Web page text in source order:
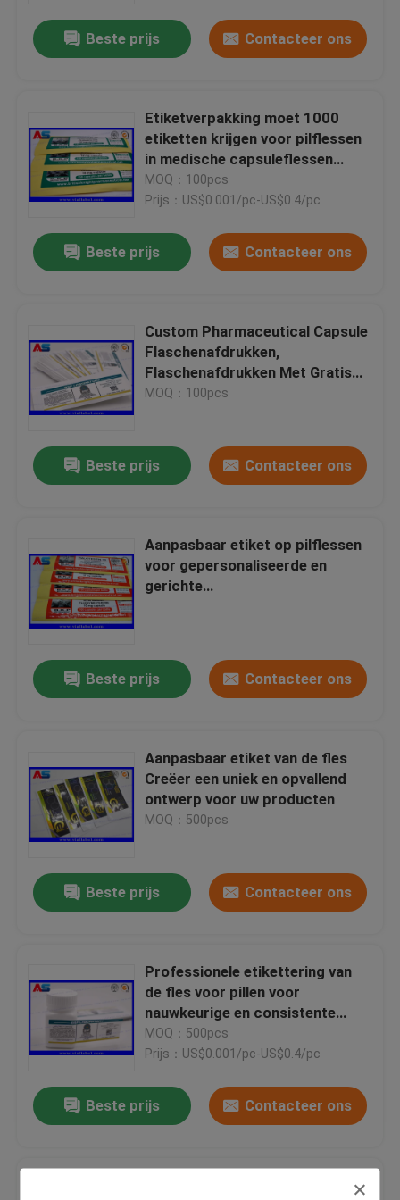
Producten
Ongeveer ons
Fabrieksreis
Contacteer ons
Verzoek om een Citaat
10mL flesjeetiketten
Kleine Flessenetiketten
Douane Holografische Stickers
kleine glasflesjes
Plastic Pillenflessen
Aluminiumfolie tassen
Beste prijs Contacteer ons
Etiketverpakking moet 1000
etiketten krijgen voor pilflessen
in medische capsuleflessen
verpakking
MOQ：100pcs
Prijs：US$0.001/pc-US$0.4/pc
Beste prijs Contacteer ons
Custom Pharmaceutical Capsule
Flaschenafdrukken,
Flaschenafdrukken Met Gratis
Ontwerpservice
MOQ：100pcs
Beste prijs Contacteer ons
Aanpasbaar etiket op pilflessen
voor gepersonaliseerde en
gerichte
Beste prijs Contacteer ons
Aanpasbaar etiket van de fles
Creëer een uniek en opvallend
ontwerp voor uw producten
MOQ：500pcs
Beste prijs Contacteer ons
Professionele etikettering van
de fles voor pillen voor
nauwkeurige en consistente
farmaceutische etikettering
MOQ：500pcs
Prijs：US$0.001/pc-US$0.4/pc
Beste prijs Contacteer ons